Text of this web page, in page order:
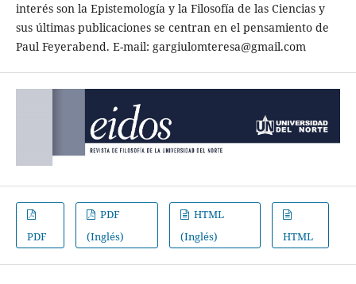
interés son la Epistemología y la Filosofía de las Ciencias y
sus últimas publicaciones se centran en el pensamiento de
Paul Feyerabend. E-mail: gargiulomteresa@gmail.com
PDF
PDF
(Inglés)
HTML
(Inglés)
HTML